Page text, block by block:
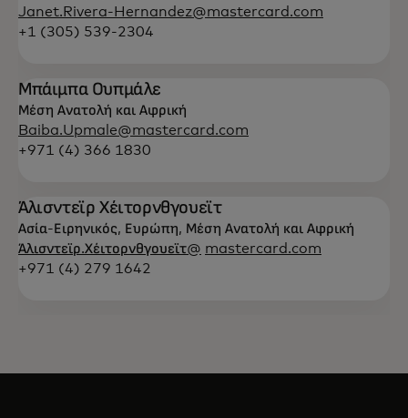
Janet.Rivera-Hernandez@mastercard.com
+1 (305) 539-2304
Μπάιμπα Ουπμάλε
Μέση Ανατολή και Αφρική
Baiba.Upmale@mastercard.com
+971 (4) 366 1830
Άλισντεϊρ Χέιτορνθγουεϊτ
Ασία-Ειρηνικός, Ευρώπη, Μέση Ανατολή και Αφρική
Άλισντεϊρ.Χέιτορνθγουεϊτ@ mastercard.com
+971 (4) 279 1642